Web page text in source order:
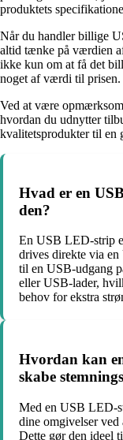
produktets
Når du handler billige
altid tænke på værdien
ikke kun om at få det
noget af værdi til prisen.
Ved at være
hvordan du udnytter
kvalitetsprodukter til en
Hvad er en
den?
En USB LED-strip
drives direkte via
til en USB-udgang
eller USB-lader,
behov for ekstra
Hvordan kan
skabe
Med en USB LED-
dine omgivelser ved
Dette gør den ideel